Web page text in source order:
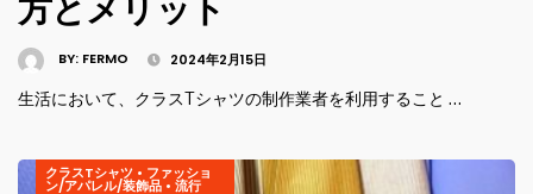
BY: FERMO 2024年2月15日
生活において、クラスTシャツの制作業者を利用すること …
クラスTシャツ • ファッショ
ン/アパレル/装飾品 • 流行